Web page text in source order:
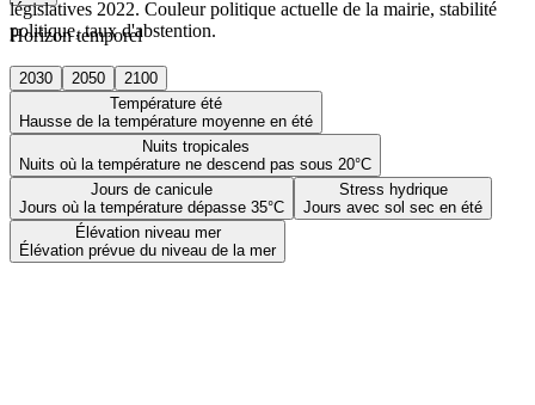
Horizon temporel
2030 2050
2100
Température été
Hausse de la température moyenne en été
Nuits tropicales
Nuits où la température ne descend pas sous 20°C
Jours de canicule
Jours où la température dépasse 35°C
Stress hydrique
Jours avec sol sec en été
Élévation niveau mer
Élévation prévue du niveau de la mer
législatives 2022. Couleur politique actuelle de la mairie, stabilité
politique, taux d'abstention.